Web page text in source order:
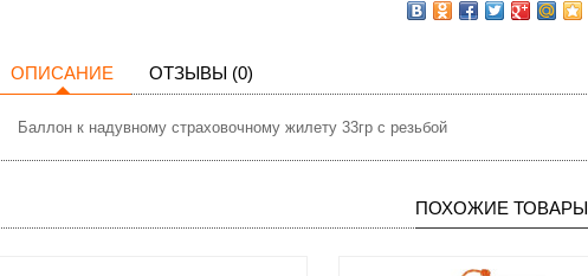
ОПИСАНИЕ ОТЗЫВЫ (0)
Баллон к надувному страховочному жилету 33гр с резьбой
ПОХОЖИЕ ТОВАРЫ